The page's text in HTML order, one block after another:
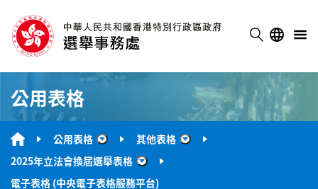
公用表格
公用表格 “公用表格”
其他表格 “其他表格”
2025年立法會換屆選舉表格 “2025年立法會換屆選舉表格”
電子表格 (中央電子表格服務平台)